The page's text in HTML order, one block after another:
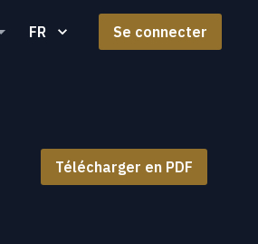
FR Se connecter
Télécharger en PDF